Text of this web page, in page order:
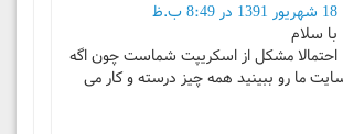
18 شهریور 1391 در 8:49 ب.ظ
با سلام
احتمالا مشکل از اسکریپت شماست چون اگه
ما رو ببینید همه چیز درسته و کار می